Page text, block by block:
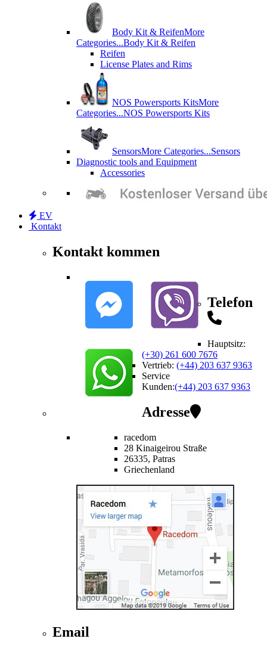
Body Kit & ReifenMore
Categories...Body Kit & Reifen
Reifen
License Plates and Rims
NOS Powersports KitsMore
Categories...NOS Powersports Kits
SensorsMore Categories...Sensors
Diagnostic tools and Equipment
Accessories
EV
Kontakt
Kontakt kommen
Telefon
Hauptsitz:
(+30) 261 600 7676
Vertrieb: (+44) 203 637 9363
Service
Kunden:(+44) 203 637 9363
Adresse
racedom
28 Kinaigeirou Straße
26335, Patras
Griechenland
Email